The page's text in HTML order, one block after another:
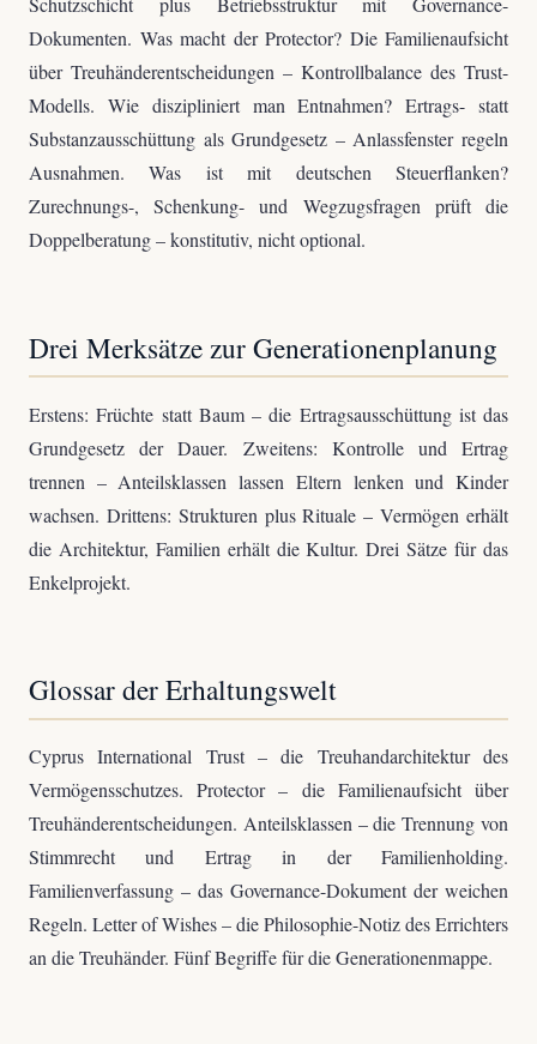
Dokumenten. Was macht der Protector? Die Familienaufsicht
über Treuhänderentscheidungen – Kontrollbalance des Trust-
Modells. Wie diszipliniert man Entnahmen? Ertrags- statt
Substanzausschüttung als Grundgesetz – Anlassfenster regeln
Ausnahmen. Was ist mit deutschen Steuerflanken?
Zurechnungs-, Schenkung- und Wegzugsfragen prüft die
Doppelberatung – konstitutiv, nicht optional.
Drei Merksätze zur Generationenplanung
Erstens: Früchte statt Baum – die Ertragsausschüttung ist das
Grundgesetz der Dauer. Zweitens: Kontrolle und Ertrag
trennen – Anteilsklassen lassen Eltern lenken und Kinder
wachsen. Drittens: Strukturen plus Rituale – Vermögen erhält
die Architektur, Familien erhält die Kultur. Drei Sätze für das
Enkelprojekt.
Glossar der Erhaltungswelt
Cyprus International Trust – die Treuhandarchitektur des
Vermögensschutzes. Protector – die Familienaufsicht über
Treuhänderentscheidungen. Anteilsklassen – die Trennung von
Stimmrecht und Ertrag in der Familienholding.
Familienverfassung – das Governance-Dokument der weichen
Regeln. Letter of Wishes – die Philosophie-Notiz des Errichters
an die Treuhänder. Fünf Begriffe für die Generationenmappe.